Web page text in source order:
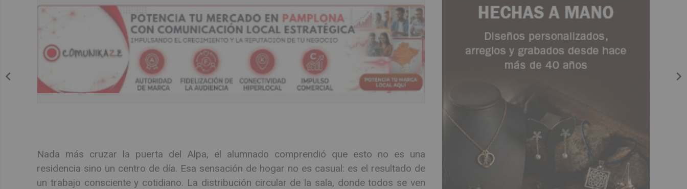
Nada más cruzar la puerta del Alpa, el alumnado comprendió que esto no es una
residencia sino un centro de día. Esa sensación de hogar no es casual: es el resultado de
un trabajo consciente y cotidiano. La distribución circular de la sala, donde todos se ven